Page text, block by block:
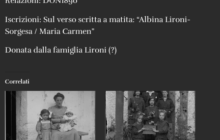
Iscrizioni: Sul verso scritta a matita: “Albina Lironi-
Sorgesa / Maria Carmen”
Donata dalla famiglia Lironi (?)
Correlati